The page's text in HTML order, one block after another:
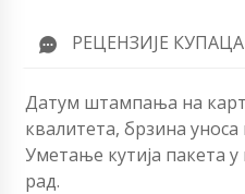
РЕЦЕНЗИЈЕ КУПАЦА
Датум штампања на
квалитета, брзина уноса
Уметање кутија пакета
рад.